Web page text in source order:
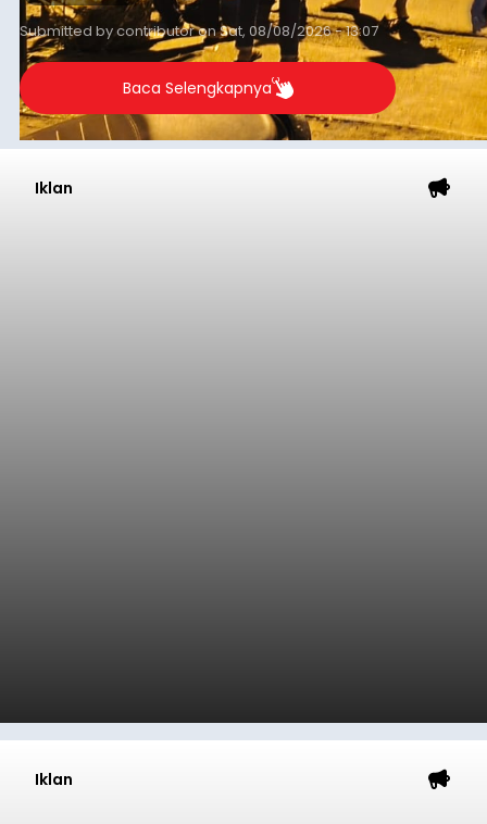
Submitted bycontributoronSat, 08/08/2026 - 13:07
Baca Selengkapnya
Iklan
Iklan